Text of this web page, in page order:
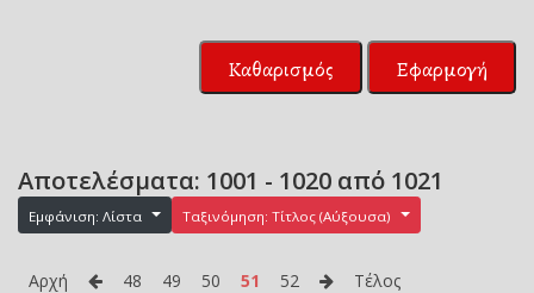
Καθαρισμός Εφαρμογή
Αποτελέσματα: 1001 - 1020 από 1021
Εμφάνιση: Λίστα Ταξινόμηση: Τίτλος (Αύξουσα)
Αρχή 48 49 50 51 52 Τέλος